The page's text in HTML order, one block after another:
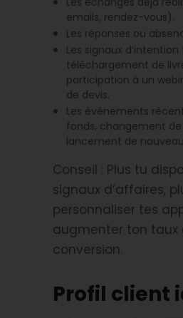
emails, rendez-vous).
Les réponses ou
Les signaux d’intention :
téléchargement de
participation à un
de devis.
Les événements
fonds, changement
lancement de
Conseil : Plus tu
signaux d’affaires,
personnaliser tes
augmenter ton taux
conversion.
Profil client